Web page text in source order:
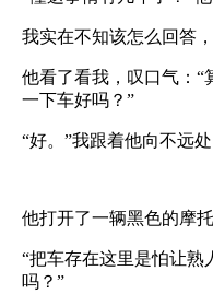
我实在不知该怎么回答
他看了看我，叹口气：“
一下车好吗？”
“好。”我跟着他向不远
他打开了一辆黑色的摩托
“把车存在这里是怕让熟
吗？”